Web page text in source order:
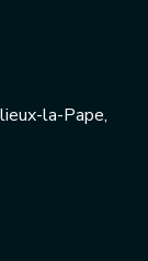
la-Pape,